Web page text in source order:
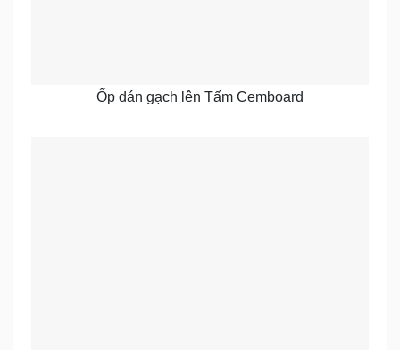
Ốp dán gạch lên Tấm Cemboard